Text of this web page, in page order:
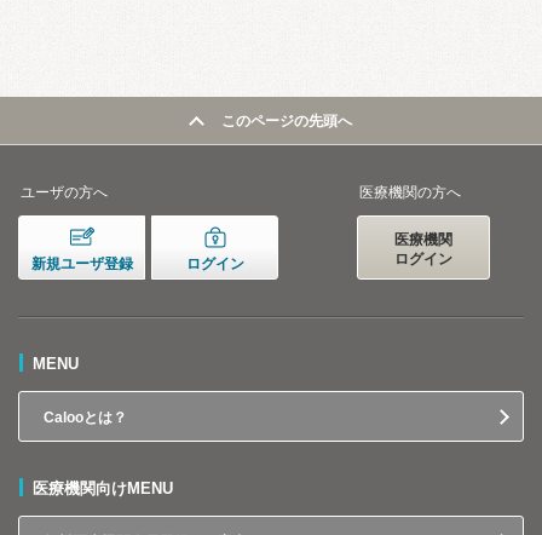
このページの先頭へ
ユーザの方へ
新規ユーザ登録 ログイン
医療機関の方へ
医療機関
ログイン
MENU
Calooとは？
医療機関向けMENU